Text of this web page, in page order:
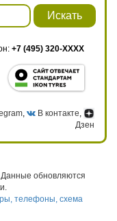
Искать
+7 (495) 320-XXXX
, В контакте
Дзен
Данные обновляются
телефоны, схема